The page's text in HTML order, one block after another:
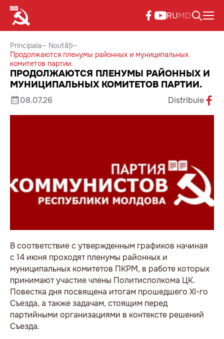
RUMD
Principala
Noutăți
Продолжаются пленумы районных и муниципальных
комитетов партии.
ПРОДОЛЖАЮТСЯ ПЛЕНУМЫ РАЙОННЫХ И
МУНИЦИПАЛЬНЫХ КОМИТЕТОВ ПАРТИИ.
08.07.26 Distribuie
В соответствие с утвержденным графиков начиная
с 14 июня проходят пленумы районных и
муниципальных комитетов ПКРМ, в работе которых
принимают участие члены Политисполкома ЦК.
Повестка дня посвящена итогам прошедшего XI-го
Съезда, а также задачам, стоящим перед
партийными организациями в контексте решений
Съезда.